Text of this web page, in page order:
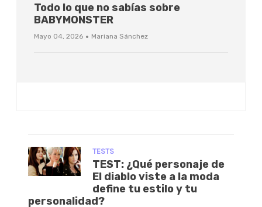
Todo lo que no sabías sobre
BABYMONSTER
Mayo 04, 2026 · Mariana Sánchez
TESTS
TEST: ¿Qué personaje de
El diablo viste a la moda
define tu estilo y tu
personalidad?